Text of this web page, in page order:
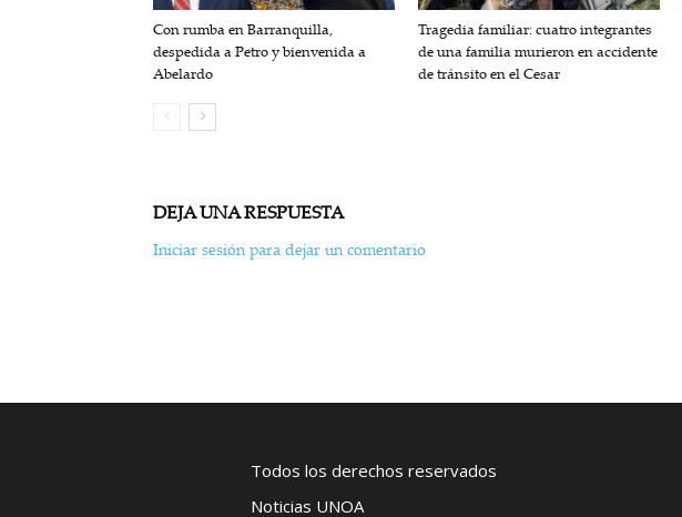
Con rumba en Barranquilla,
despedida a Petro y bienvenida a
Abelardo
Tragedia familiar: cuatro integrantes
de una familia murieron en accidente
de tránsito en el Cesar
DEJA UNA RESPUESTA
Iniciar sesión para dejar un comentario
Todos los derechos reservados
Noticias UNOA